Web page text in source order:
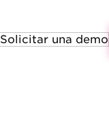
Solicitar una demo